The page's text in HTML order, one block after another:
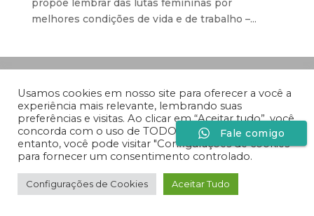
propõe lembrar das lutas femininas por
melhores condições de vida e de trabalho –...
Medida
Usamos cookies em nosso site para oferecer a você a
experiência mais relevante, lembrando suas
preferências e visitas. Ao clicar em “Aceitar tudo”, você
concorda com o uso de TODOS os cookies. No
entanto, você pode visitar "Configurações de cookies"
para fornecer um consentimento controlado.
Configurações de Cookies Aceitar Tudo
Fale comigo